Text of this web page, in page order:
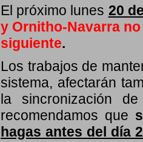
El próximo lunes 20
y Ornitho-Navarra
siguiente.
Los trabajos de
sistema, afectarán
la sincronización
recomendamos que s
hagas antes del día